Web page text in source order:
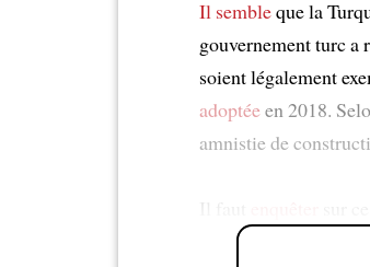
Il sembleque la
gouvernement turc a
soient légalement
adoptéeen 2018.
amnistie de